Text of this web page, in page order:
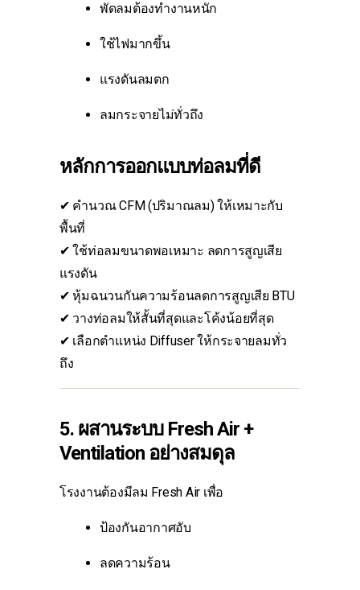
พัดลมต้องทำงานหนัก
ใช้ไฟมากขึ้น
แรงดันลมตก
ลมกระจายไม่ทั่วถึง
หลักการออกแบบท่อลมที่ดี
✔ คำนวณ CFM (ปริมาณลม) ให้เหมาะกับ
พื้นที่
✔ ใช้ท่อลมขนาดพอเหมาะ ลดการสูญเสีย
แรงดัน
✔ หุ้มฉนวนกันความร้อนลดการสูญเสีย BTU
✔ วางท่อลมให้สั้นที่สุดและโค้งน้อยที่สุด
✔ เลือกตำแหน่ง Diffuser ให้กระจายลมทั่ว
ถึง
5. ผสานระบบ Fresh Air +
Ventilation อย่างสมดุล
โรงงานต้องมีลม Fresh Air เพื่อ
ป้องกันอากาศอับ
ลดความร้อน